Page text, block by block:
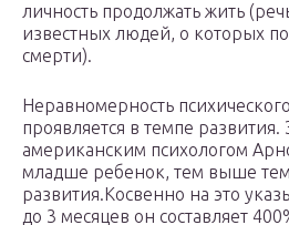
личность продолжать жить
известных людей, о которых
смерти).
Неравномерность
проявляется в темпе
американским психологом
младше ребенок, тем выше
развития.Косвенно на это
до 3 месяцев он составляет